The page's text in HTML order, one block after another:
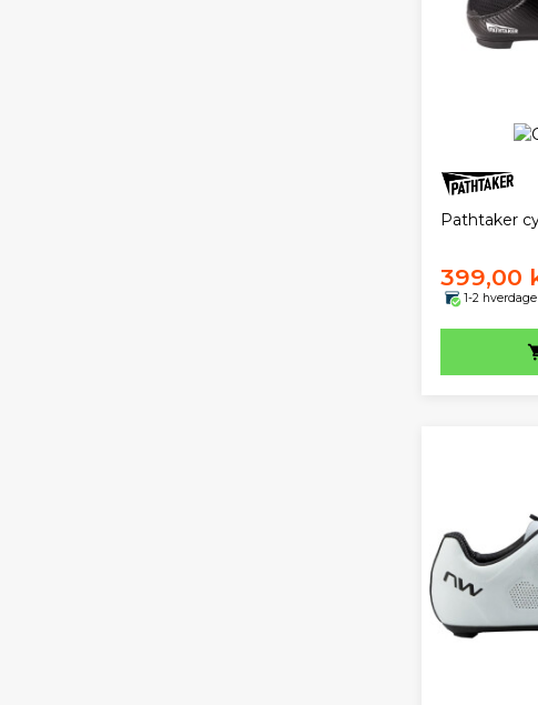
Pathtaker
399,00
1-2 hverdage